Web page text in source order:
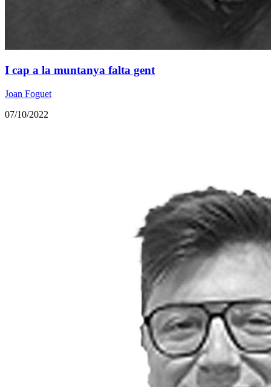
I cap a la muntanya falta gent
Joan Foguet
07/10/2022